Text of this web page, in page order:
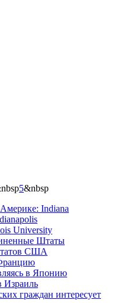
5&nbsp
Indiana
University
Штаты
США
в Японию
Израиль
граждан интересует